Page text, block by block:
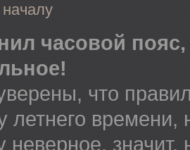
часовой
что
летнего
неверное,